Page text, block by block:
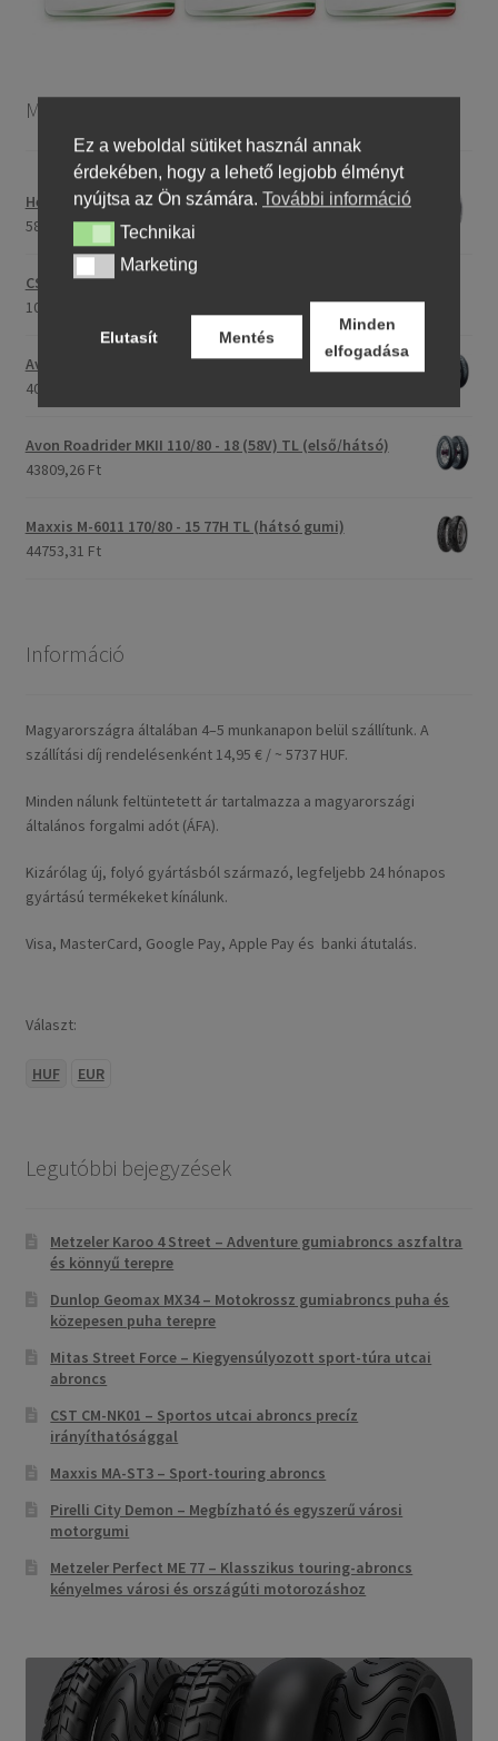
Motorkerékpár gumiabroncsok
Heidenau 5.00 - 16 76P P29 TT
58243,46 Ft
CST C-186 3.00 - 23 59P TT (első/hátsó)
107396,28 Ft
Avon Roadrider MKII 90/90 - 18 51V TL (első/hátsó)
40791,20 Ft
Avon Roadrider MKII 110/80 - 18 (58V) TL (első/hátsó)
43809,26 Ft
Maxxis M-6011 170/80 - 15 77H TL (hátsó gumi)
44753,31 Ft
Információ
Magyarországra általában 4–5 munkanapon belül szállítunk. A
szállítási díj rendelésenként 14,95 € / ~ 5737 HUF.
Minden nálunk feltüntetett ár tartalmazza a magyarországi
általános forgalmi adót (ÁFA).
Kizárólag új, folyó gyártásból származó, legfeljebb 24 hónapos
gyártású termékeket kínálunk.
Visa, MasterCard, Google Pay, Apple Pay és banki átutalás.
Választ:
HUF EUR
Legutóbbi bejegyzések
Metzeler Karoo 4 Street – Adventure gumiabroncs aszfaltra
és könnyű terepre
Dunlop Geomax MX34 – Motokrossz gumiabroncs puha és
közepesen puha terepre
Mitas Street Force – Kiegyensúlyozott sport-túra utcai
abroncs
CST CM-NK01 – Sportos utcai abroncs precíz
irányíthatósággal
Maxxis MA-ST3 – Sport-touring abroncs
Pirelli City Demon – Megbízható és egyszerű városi
motorgumi
Metzeler Perfect ME 77 – Klasszikus touring-abroncs
kényelmes városi és országúti motorozáshoz
Ez a weboldal sütiket használ annak
érdekében, hogy a lehető legjobb élményt
nyújtsa az Ön számára. További információ
TechnikaiTechnikai
MarketingMarketing
Elutasít Mentés
Minden
elfogadása